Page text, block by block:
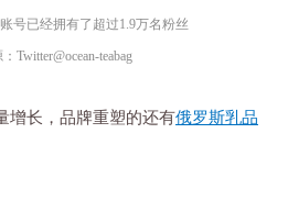
账号已经拥有了超过1.9万名粉丝
Twitter@ocean-teabag
增长，品牌重塑的还有俄罗斯乳品